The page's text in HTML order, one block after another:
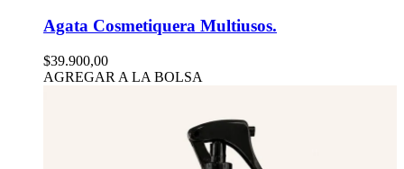
Agata Cosmetiquera Multiusos.
$39.900,00
AGREGAR A LA BOLSA